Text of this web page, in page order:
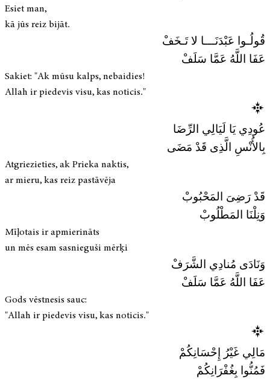
Esiet man,
kā jūs reiz bijāt.
قُولُـوا عَبْدَنَـــا لا تَـخَفْ
عَفَا اللَّهُ عَمَّا سَلَفْ
Sakiet: "Ak mūsu kalps, nebaidies!
Allah ir piedevis visu, kas noticis."
عُودِي يَا لَيَالِي الرِّضَا
بِالأُنْسِ الَّذِى قَدْ مَضَى
Atgriezieties, ak Prieka naktis,
ar mieru, kas reiz pastāvēja
قَدْ رَضِىَ المَحْبُوبْ
وَنِلْنَا المَطْلُوبْ
Mīļotais ir apmierināts
un mēs esam sasnieguši mērķi
وَنَادَى مُنادِي الشَّرَفْ
عَفَا اللَّهُ عَمَّا سَلَفْ
Gods vēstnesis sauc:
"Allah ir piedevis visu, kas noticis."
مَالِي غَيْرُ إِحْسَانِكُمْ
فَمُنُّوا بِغُفْرَانِكُمْ